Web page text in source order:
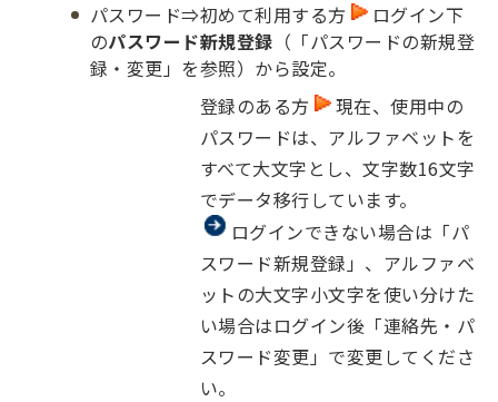
パスワード⇒初めて利用する方
ログイン下
のパスワード新規登録 （「パスワードの新規登
録・変更」を参照）から設定。
登録のある方
現在、使用中の
パスワードは、アルファベットを
すべて大文字とし、文字数16文字
でデータ移行しています。
ログインできない場合は「パ
スワード新規登録」、アルファベ
ットの大文字小文字を使い分けた
い場合はログイン後「連絡先・パ
スワード変更」で変更してくださ
い。